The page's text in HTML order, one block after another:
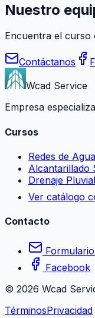
Nuestro
Encuentra el curso
Contáctanos
Wcad Service
Empresa
Cursos
Redes de
Alcantarillado
Drenaje
Ver catálogo
Contacto
Facebook
© 2026 Wcad
TérminosPrivacidad